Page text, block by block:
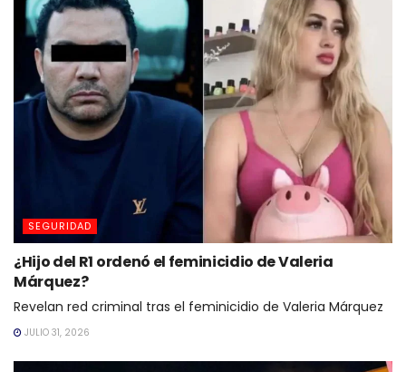
SEGURIDAD
¿Hijo del R1 ordenó el feminicidio de Valeria
Márquez?
Revelan red criminal tras el feminicidio de Valeria Márquez
JULIO 31, 2026